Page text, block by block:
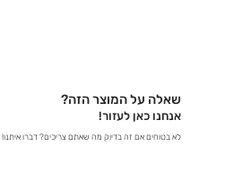
ולוודא שתעשו את הבחירה הנכונה!
שאלה על המוצר הזה?
אנחנו כאן לעזור!
לא בטוחים אם זה בדיוק מה שאתם צריכים? דברו איתנו!